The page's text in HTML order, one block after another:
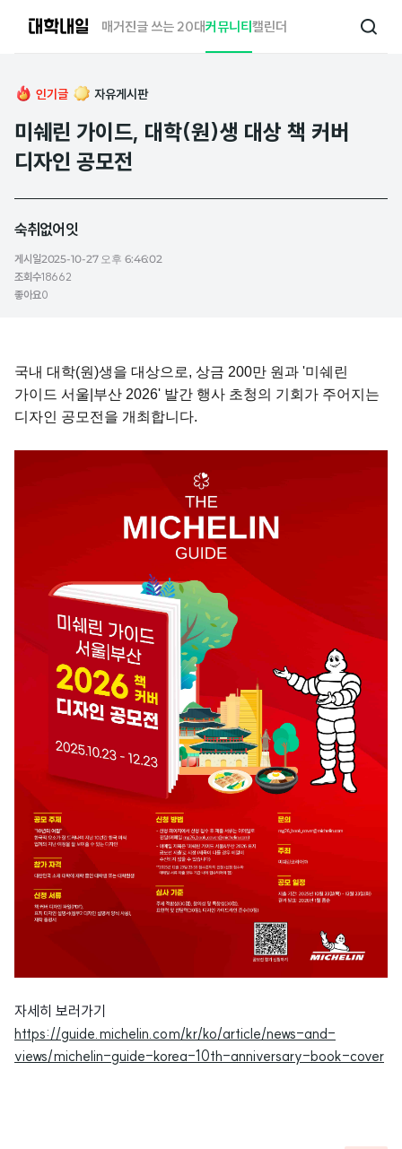
매거진글 쓰는 20대커뮤니티캘린더
검
인기글 자유게시판
미쉐린 가이드, 대학(원)생 대상 책 커버
디자인 공모전
숙취없어잇
게시일2025-10-27 오후 6:46:02
조회수18662
좋아요0
국내 대학(원)생을 대상으로, 상금 200만 원과 '미쉐린
가이드 서울|부산 2026' 발간 행사 초청의 기회가 주어지는
디자인 공모전을 개최합니다.
자세히 보러가기
https://guide.michelin.com/kr/ko/article/news-and-
views/michelin-guide-korea-10th-anniversary-book-cover